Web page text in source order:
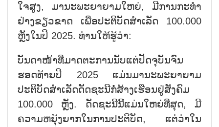
ໃຈສູງ, ມານະພະຍາຍາມໃຫຍ່, ມີການກະທຳ
ຢ່າງຂຽວຂາດ ເພື່ອປະຕິບັດສຳເລັດ 100.000
ຫຼັງໃນປີ 2025. ທ່ານໃຫ້ຮູ້ວ່າ:
ບັນດາໜ້າທີ່ມາດຕະການນັບແຕ່ປັດຈຸບັນຈົນ
ຮອດທ້າຍປີ 2025 ແມ່ນມານະພະຍາຍາມ
ປະຕິບັດສຳເລັດດັດຊະນີກໍ່ສ້າງເຮືອນຢູ່ສັງຄົມ
100.000 ຫຼັງ. ດັດຊະນີນີ້ແມ່ນໃຫຍ່ທີ່ສຸດ, ມີ
ຄວາມຫຍຸ້ງຍາກໃນການປະຕິບັດ, ແຕ່ວ່າໃນ